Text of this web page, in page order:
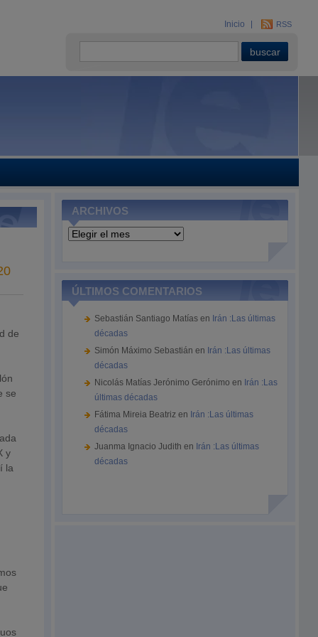
Inicio RSS
de
se
y
la
ARCHIVOS
Archivos
ÚLTIMOS COMENTARIOS
Sebastián Santiago Matías en Irán :Las últimas
décadas
Simón Máximo Sebastián en Irán :Las últimas
décadas
Nicolás Matías Jerónimo Gerónimo en Irán :Las
últimas décadas
Fátima Mireia Beatriz en Irán :Las últimas
décadas
Juanma Ignacio Judith en Irán :Las últimas
décadas